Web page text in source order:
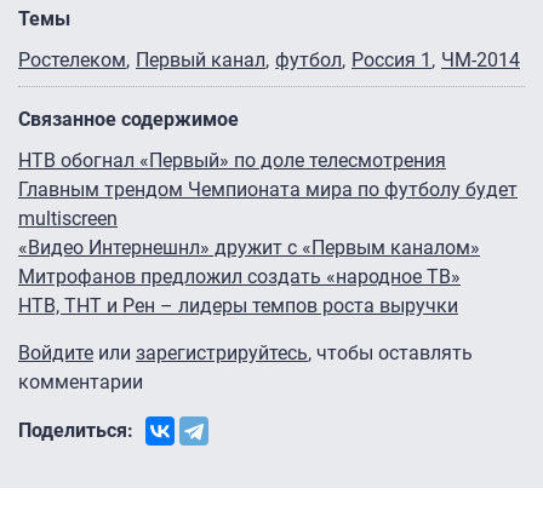
Темы
Ростелеком
Первый канал футбол Россия 1 ЧМ-2014
Связанное содержимое
НТВ обогнал «Первый» по доле телесмотрения
Главным трендом Чемпионата мира по футболу будет
multiscreen
«Видео Интернешнл» дружит с «Первым каналом»
Митрофанов предложил создать «народное ТВ»
НТВ, ТНТ и Рен – лидеры темпов роста выручки
Войдите или зарегистрируйтесь, чтобы оставлять
комментарии
Поделиться: